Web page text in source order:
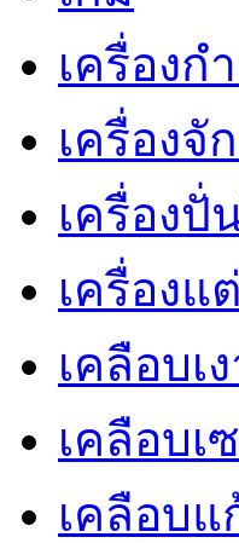
เครื่องก
เครื่องจั
เครื่องปั่
เครื่องแ
เคลือบเ
เคลือบเ
เคลือบแ